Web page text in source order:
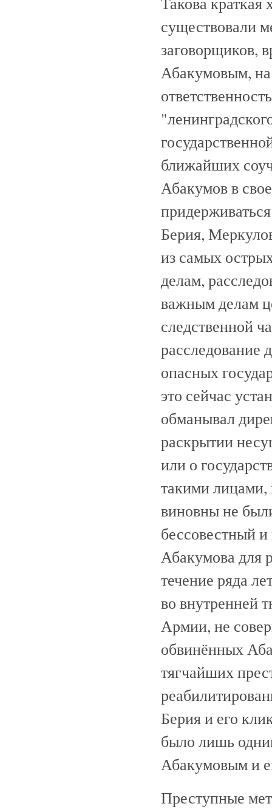
существовали
заговорщиков,
Абакумовым, на
ближайших
Абакумов в
Берия,
из самых
делам,
важным делам
следственной
расследование
опасных
это сейчас
обманывал
раскрытии
или о
такими лицами,
виновны не
бессовестный
Абакумова для
течение ряда
во внутренней
Армии, не
обвинённых
тягчайших
Берия и его
было лишь
Абакумовым и
Преступные